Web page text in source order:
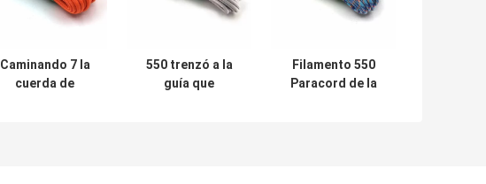
Caminando 7 la
cuerda de
550 trenzó a la
guía que
Filamento 550
Paracord de la